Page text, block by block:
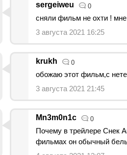
sergeiweu 0
сняли фильм не охти !
3 августа 2021 16:25
krukh 0
обожаю этот фильм,с
3 августа 2021 21:45
Mn3m0n1c 0
Почему в трейлере Снек
фильмах он обычный